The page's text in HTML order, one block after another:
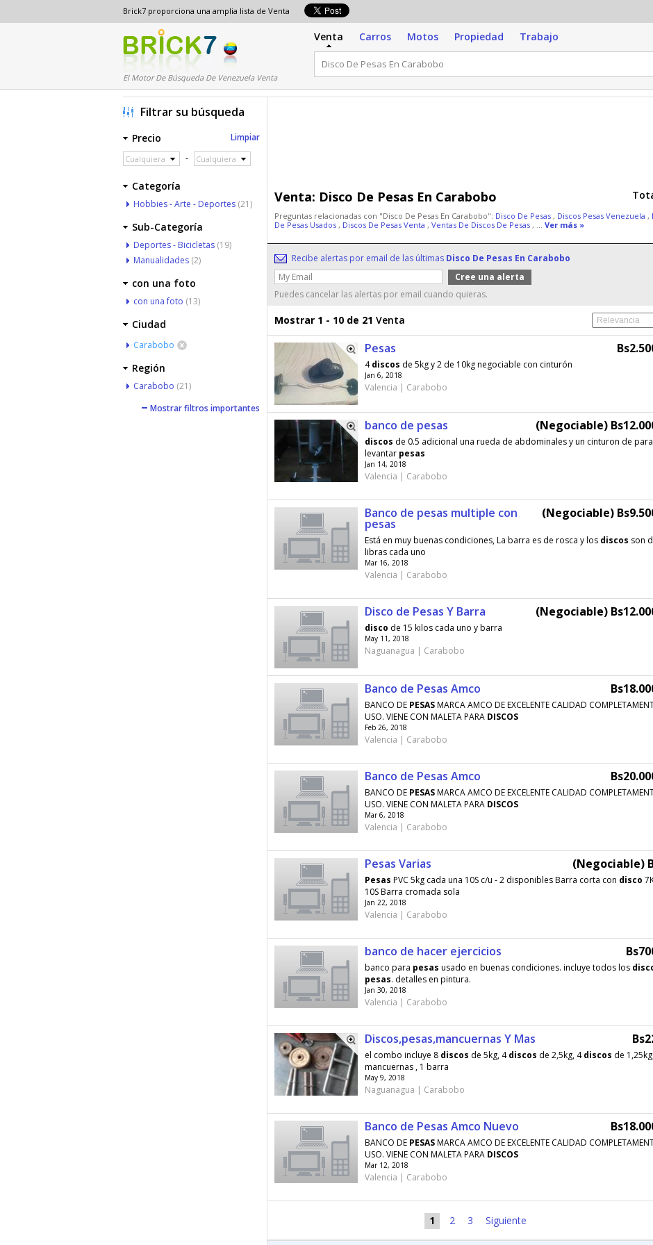
Brick7 proporciona una amplia lista de Venta
El Motor De Búsqueda De Venezuela Venta
Venta Carros Motos Propiedad Trabajo
Venta: Disco De Pesas En Carabobo
Preguntas relacionadas con "Disco De Pesas En Carabobo": Disco De Pesas , Discos Pesas Venezuela ,
De Pesas Usados , Discos De Pesas Venta , Ventas De Discos De Pesas , ... Ver más »
Recibe alertas por email de las últimas Disco De Pesas En Carabobo
Puedes cancelar las alertas por email cuando quieras.
Mostrar 1 - 10 de 21 Venta
Pesas
4discos de 5kg y 2 de 10kg negociable con cinturón
Jan 6, 2018
Valencia | Carabobo
banco de pesas (Negociable)
discos de 0.5 adicional una rueda de abdominales y un cinturon de para
levantar pesas
Jan 14, 2018
Valencia | Carabobo
Banco de pesas multiple con
pesas
(Negociable)
Está en muy buenas condiciones, La barra es de rosca y los discos son
libras cada uno
Mar 16, 2018
Valencia | Carabobo
Disco de Pesas Y Barra (Negociable)
disco de 15 kilos cada uno y barra
May 11, 2018
Naguanagua | Carabobo
Banco de Pesas Amco
BANCO DE PESASMARCA AMCO DE EXCELENTE CALIDAD
USO. VIENE CON MALETA PARA DISCOS
Feb 26, 2018
Valencia | Carabobo
Banco de Pesas Amco
BANCO DE PESASMARCA AMCO DE EXCELENTE CALIDAD
USO. VIENE CON MALETA PARA DISCOS
Mar 6, 2018
Valencia | Carabobo
Pesas Varias (Negociable)
Pesas PVC 5kg cada una 10S c/u - 2 disponibles Barra corta con disco
10S Barra cromada sola
Jan 22, 2018
Valencia | Carabobo
banco de hacer ejercicios
banco para pesas usado en buenas condiciones. incluye todos los
pesas. detalles en pintura.
Jan 30, 2018
Valencia | Carabobo
Discos,pesas,mancuernas Y Mas
el combo incluye 8 discos de 5kg, 4discos de 2,5kg, 4discos de
mancuernas , 1 barra
May 9, 2018
Naguanagua | Carabobo
Banco de Pesas Amco Nuevo
BANCO DE PESASMARCA AMCO DE EXCELENTE CALIDAD
USO. VIENE CON MALETA PARA DISCOS
Mar 12, 2018
Valencia | Carabobo
1 2 3 Siguiente
Filtrar su búsqueda
Precio Limpiar
Cualquiera - Cualquiera
Categoría
Hobbies - Arte - Deportes (21)
Sub-Categoría
Deportes - Bicicletas (19)
Manualidades (2)
con una foto
con una foto (13)
Ciudad
Carabobo
Región
Carabobo (21)
Mostrar filtros importantes